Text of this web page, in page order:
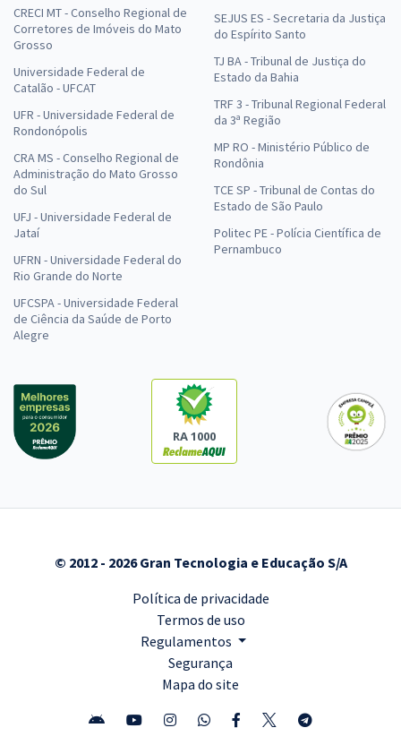
CRECI MT - Conselho Regional de
Corretores de Imóveis do Mato
Grosso
Universidade Federal de
Catalão - UFCAT
UFR - Universidade Federal de
Rondonópolis
CRA MS - Conselho Regional de
Administração do Mato Grosso
do Sul
UFJ - Universidade Federal de
Jataí
UFRN - Universidade Federal do
Rio Grande do Norte
UFCSPA - Universidade Federal
de Ciência da Saúde de Porto
Alegre
SEJUS ES - Secretaria da Justiça
do Espírito Santo
TJ BA - Tribunal de Justiça do
Estado da Bahia
TRF 3 - Tribunal Regional Federal
da 3ª Região
MP RO - Ministério Público de
Rondônia
TCE SP - Tribunal de Contas do
Estado de São Paulo
Politec PE - Polícia Científica de
Pernambuco
RA 1000
© 2012 - 2026 Gran Tecnologia e Educação S/A
Política de privacidade
Termos de uso
Regulamentos
Segurança
Mapa do site